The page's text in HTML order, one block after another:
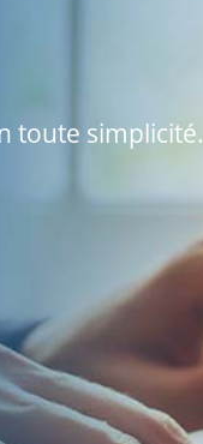
toute simplicité.